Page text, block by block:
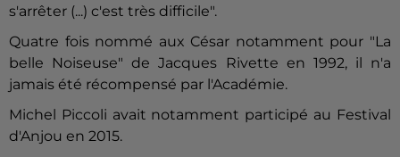
s'arrêter (...) c'est très difficile".
Quatre fois nommé aux César notamment pour "La
belle Noiseuse" de Jacques Rivette en 1992, il n'a
jamais été récompensé par l'Académie.
Michel Piccoli avait notamment participé au Festival
d'Anjou en 2015.